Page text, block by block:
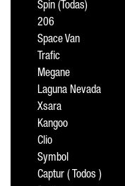
Spin (Todas)
206
Space Van
Trafic
Megane
Laguna Nevada
Xsara
Kangoo
Clio
Symbol
Captur ( Todos )